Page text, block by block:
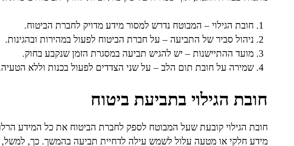
חובת הגילוי – המבוטח נדרש למסור מידע מדויק לחברת הביטוח.
ניהול סביר של התביעה – על חברת הביטוח לפעול במהירות ובהגינות.
מועד ההתיישנות – יש להגיש תביעה במסגרת הזמן שנקבע בחוק.
שמירה על חובת תום הלב – על שני הצדדים לפעול בכנות וללא
חובת הגילוי בתביעת ביטוח
חובת הגילוי קובעת שעל המבוטח לספק לחברת הביטוח את כל המידע
מידע חלקי או מטעה עלול לשמש עילה לדחיית תביעה בהמשך. כך,